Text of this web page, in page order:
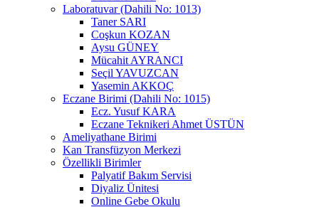
Laboratuvar (Dahili No: 1013)
Taner SARI
Coşkun KOZAN
Aysu GÜNEY
Mücahit AYRANCI
Seçil YAVUZCAN
Yasemin AKKOÇ
Eczane Birimi (Dahili No: 1015)
Ecz. Yusuf KARA
Eczane Teknikeri Ahmet ÜSTÜN
Ameliyathane Birimi
Kan Transfüzyon Merkezi
Özellikli Birimler
Palyatif Bakım Servisi
Diyaliz Ünitesi
Online Gebe Okulu